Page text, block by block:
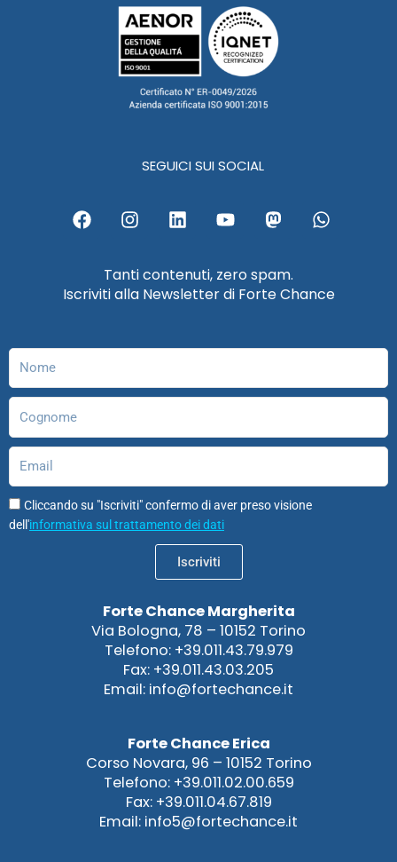
SEGUICI SUI SOCIAL
F
a
b
o
I
n
t
a
g
L
i
e
d
Y
o
u
b
M
a
o
d
W
h
a
Tanti contenuti, zero spam.
Iscriviti alla Newsletter di Forte Chance
Cliccando su "Iscriviti" confermo di aver preso visione
dell'informativa sul trattamento dei dati
Iscriviti
Forte Chance Margherita
Via Bologna, 78 – 10152 Torino
Telefono: +39.011.43.79.979
Fax: +39.011.43.03.205
Email: info@fortechance.it
Forte Chance Erica
Corso Novara, 96 – 10152 Torino
Telefono: +39.011.02.00.659
Fax: +39.011.04.67.819
Email: info5@fortechance.it